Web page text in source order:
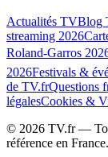
Actualités TVBlog
streaming 2026
Roland-Garros
2026Festivals &
de TV.frQuestions
légalesCookies &
© 2026 TV.fr —
référence en